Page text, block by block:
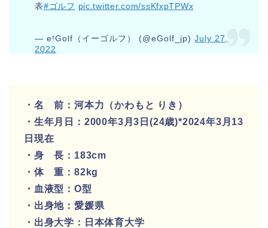
表#ゴルフ pic.twitter.com/ssKfxpTPWx
— e!Golf（イーゴルフ） (@eGolf_jp)July 27,
2022
・名 前：河本力（かわもと りき）
・生年月日：2000年3月3日(24歳)*2024年3月13
日現在
・身 長：183cm
・体 重：82kg
・血液型：O型
・出身地：愛媛県
・出身大学：日本体育大学